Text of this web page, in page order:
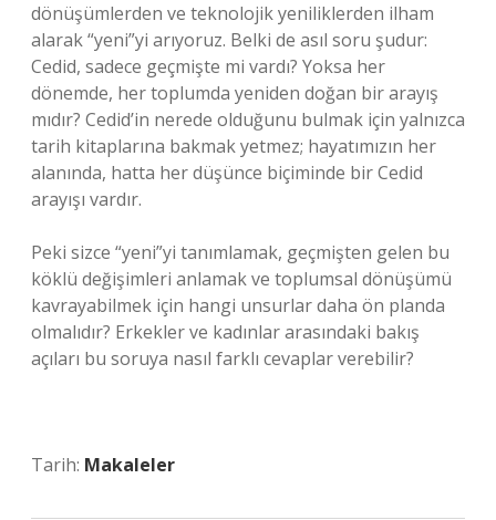
dönüşümlerden ve teknolojik yeniliklerden ilham
alarak “yeni”yi arıyoruz. Belki de asıl soru şudur:
Cedid, sadece geçmişte mi vardı? Yoksa her
dönemde, her toplumda yeniden doğan bir arayış
mıdır? Cedid’in nerede olduğunu bulmak için yalnızca
tarih kitaplarına bakmak yetmez; hayatımızın her
alanında, hatta her düşünce biçiminde bir Cedid
arayışı vardır.
Peki sizce “yeni”yi tanımlamak, geçmişten gelen bu
köklü değişimleri anlamak ve toplumsal dönüşümü
kavrayabilmek için hangi unsurlar daha ön planda
olmalıdır? Erkekler ve kadınlar arasındaki bakış
açıları bu soruya nasıl farklı cevaplar verebilir?
Tarih: Makaleler